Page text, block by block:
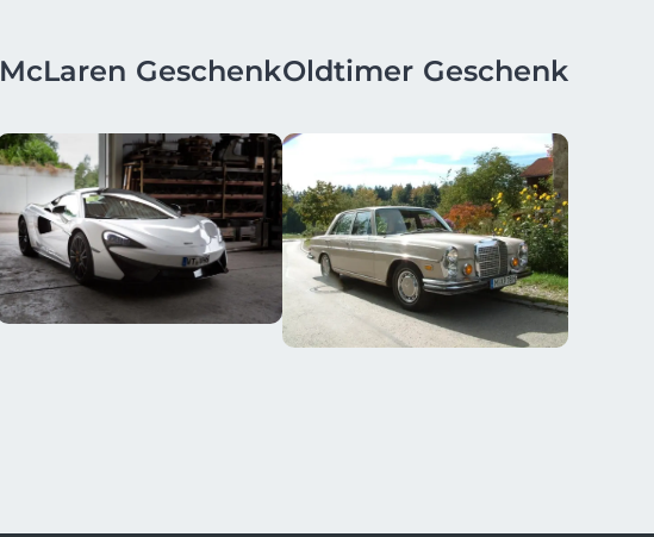
McLaren GeschenkOldtimer Geschenk